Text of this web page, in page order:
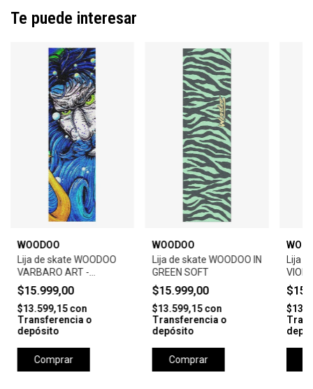
Te puede interesar
WOODOO
Lija de skate WOODOO
VARBARO ART -
NEPTUNO
$15.999,00
$13.599,15con
Transferencia o
depósito
Comprar
WOODOO
Lija de skate WOODOO
GREEN SOFT
$15.999,00
$13.599,15con
Transferencia o
depósito
Comprar
Lija